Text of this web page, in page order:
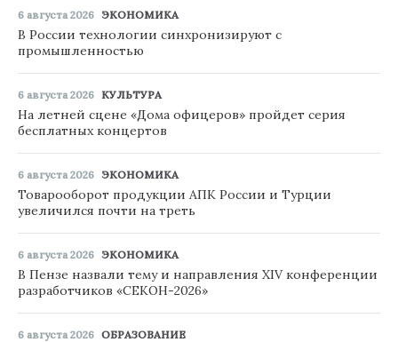
6 августа 2026 ЭКОНОМИКА
В России технологии синхронизируют с
промышленностью
6 августа 2026 КУЛЬТУРА
На летней сцене «Дома офицеров» пройдет серия
бесплатных концертов
6 августа 2026 ЭКОНОМИКА
Товарооборот продукции АПК России и Турции
увеличился почти на треть
6 августа 2026 ЭКОНОМИКА
В Пензе назвали тему и направления XIV конференции
разработчиков «СЕКОН-2026»
6 августа 2026 ОБРАЗОВАНИЕ